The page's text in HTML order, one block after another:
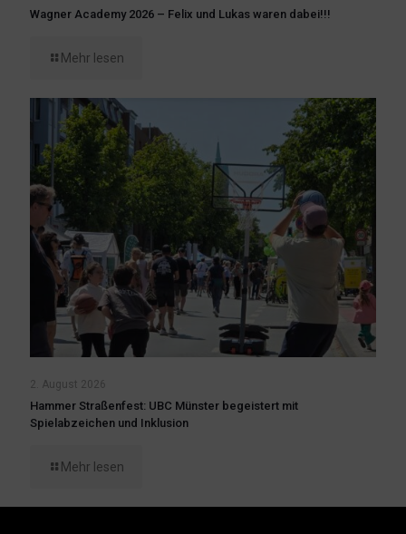
Wagner Academy 2026 – Felix und Lukas waren dabei!!!
Mehr lesen
2. August 2026
Hammer Straßenfest: UBC Münster begeistert mit
Spielabzeichen und Inklusion
Mehr lesen